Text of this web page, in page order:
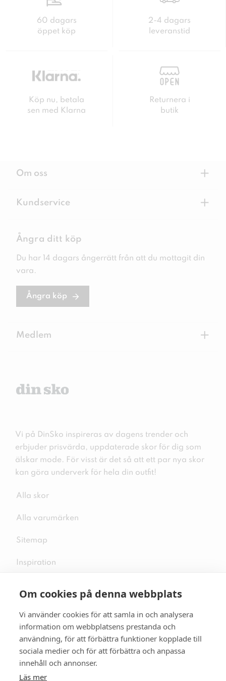
Om cookies på denna webbplats
Vi använder cookies för att samla in och analysera
information om webbplatsens prestanda och
användning, för att förbättra funktioner kopplade till
sociala medier och för att förbättra och anpassa
innehåll och annonser.
Läs mer
60 dagars
öppet köp
2-4 dagars
leveranstid
Köp nu, betala
sen med Klarna
Returnera i
butik
Om oss +
Kundservice +
Ångra ditt köp
Du har 14 dagars ångerrätt från att du mottagit din
vara.
Ångra köp
Medlem +
Vi på DinSko inspireras av dagens trender och
erbjuder prisvärda, uppdaterade skor för dig som
älskar mode. För visst är det så att ett par nya skor
kan göra underverk för hela din outfit!
Alla skor
Alla varumärken
Sitemap
Inspiration
Följ oss på sociala medier
Se mer skor: skopunkten.se